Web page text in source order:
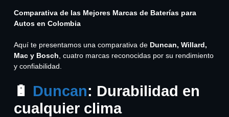
Comparativa de las Mejores Marcas de Baterías para
Autos en Colombia
Aquí te presentamos una comparativa de Duncan, Willard,
Mac y Bosch , cuatro marcas reconocidas por su rendimiento
y confiabilidad.
🔋 Duncan: Durabilidad en
cualquier clima